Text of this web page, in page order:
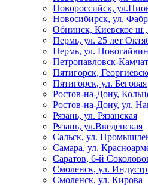
Новороссийск,
Новосибирск, ул.
Обнинск, Киевское
Пермь, ул. 25 лет
Пермь, ул.
Петропавловск-
Пятигорск,
Пятигорск, ул. Беговая
Ростов-на-Дону,
Ростов-на-Дону, ул.
Рязань, ул. Рязанская
Рязань, ул.Введенская
Сальск, ул.
Самара, ул.
Саратов, 6-й
Смоленск, ул.
Смоленск, ул. Кирова